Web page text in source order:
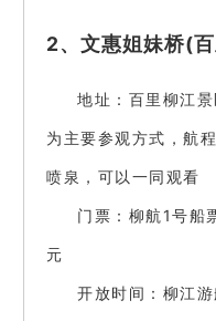
2、文惠姐妹桥(
地址：百里柳江
为主要参观方式，航
喷泉，可以一同观看
门票：柳航1号船
元
开放时间：柳江